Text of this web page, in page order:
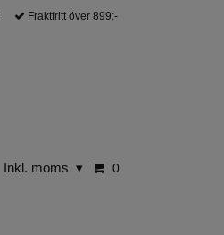
Fraktfritt över 899:-
Inkl. moms ▾ 0